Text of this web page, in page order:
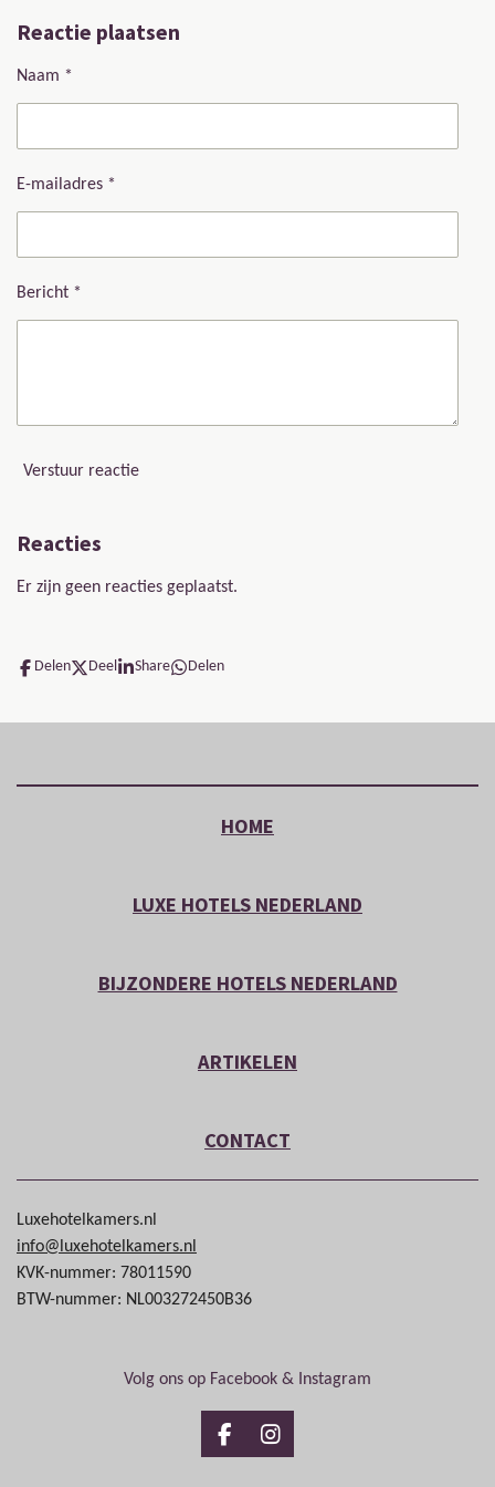
Reactie plaatsen
Naam *
E-mailadres *
Bericht *
Verstuur reactie
Reacties
Er zijn geen reacties geplaatst.
Delen Deel Share Delen
HOME
LUXE HOTELS NEDERLAND
BIJZONDERE HOTELS NEDERLAND
ARTIKELEN
CONTACT
Luxehotelkamers.nl
info@luxehotelkamers.nl
KVK-nummer: 78011590
BTW-nummer: NL003272450B36
Volg ons op Facebook & Instagram
FacebookInstagram